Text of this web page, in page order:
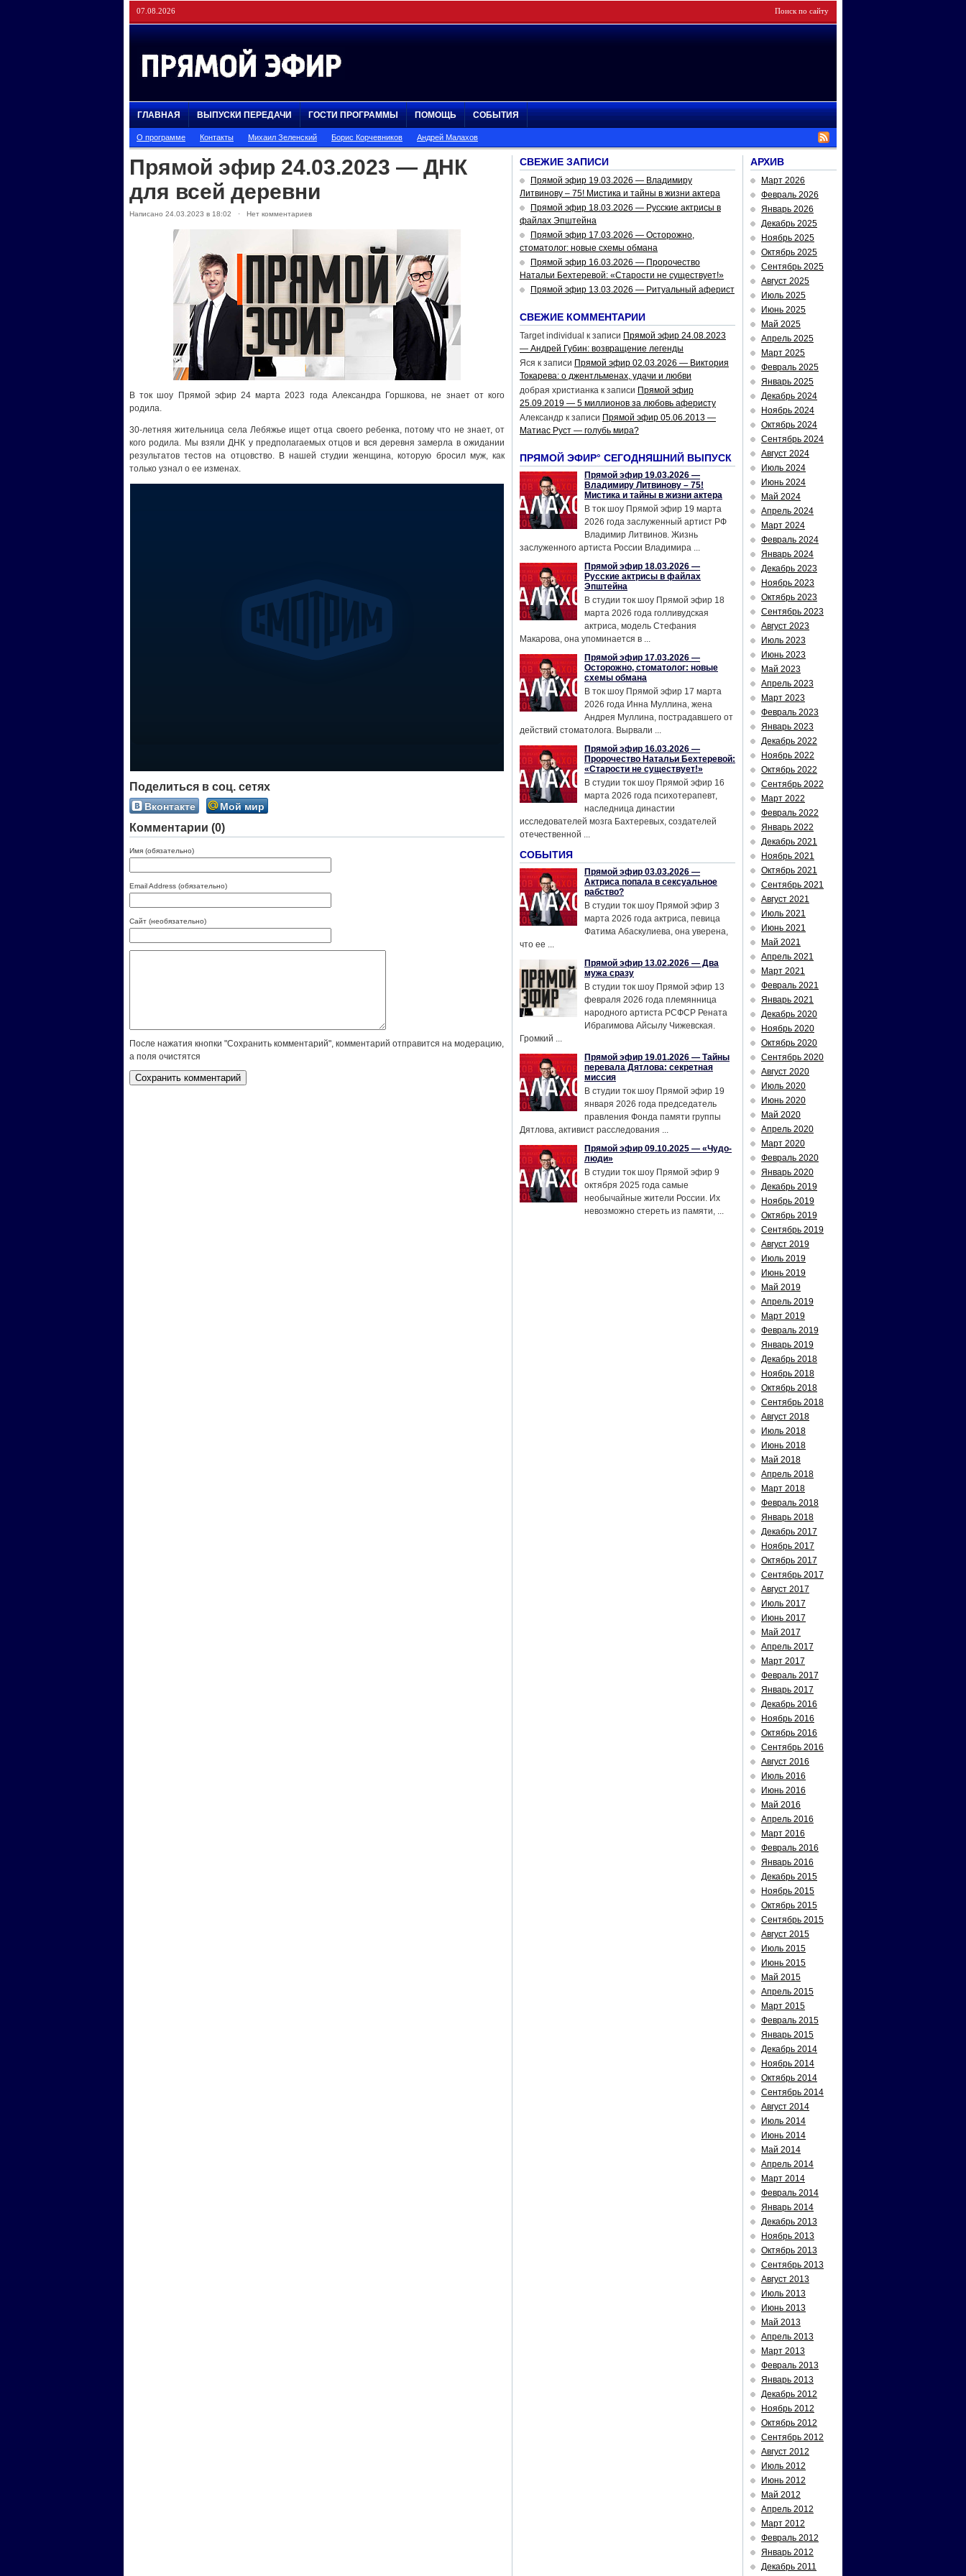
07.08.2026
ГЛАВНАЯ ВЫПУСКИ ПЕРЕДАЧИ ГОСТИ ПРОГРАММЫ ПОМОЩЬ СОБЫТИЯ
О программе Контакты Михаил Зеленский Борис Корчевников Андрей Малахов
Прямой эфир 24.03.2023 — ДНК
для всей деревни
Написано 24.03.2023 в 18:02 · Нет комментариев
В ток шоу Прямой эфир 24 марта 2023 года Александра Горшкова, не знает от кого
родила.
30-летняя жительница села Лебяжье ищет отца своего ребенка, потому что не знает, от
кого родила. Мы взяли ДНК у предполагаемых отцов и вся деревня замерла в ожидании
результатов тестов на отцовство. В нашей студии женщина, которую бросил муж, как
только узнал о ее изменах.
Поделиться в соц. сетях
Вконтакте Мой мир
Комментарии (0)
Имя (обязательно)
Email Address (обязательно)
Сайт (необязательно)
После нажатия кнопки "Сохранить комментарий", комментарий отправится на модерацию,
а поля очистятся
СВЕЖИЕ ЗАПИСИ
Прямой эфир 19.03.2026 — Владимиру
Литвинову – 75! Мистика и тайны в жизни актера
Прямой эфир 18.03.2026 — Русские актрисы в
файлах Эпштейна
Прямой эфир 17.03.2026 — Осторожно,
стоматолог: новые схемы обмана
Прямой эфир 16.03.2026 — Пророчество
Натальи Бехтеревой: «Старости не существует!»
Прямой эфир 13.03.2026 — Ритуальный аферист
СВЕЖИЕ КОММЕНТАРИИ
Target individual к записи Прямой эфир 24.08.2023
— Андрей Губин: возвращение легенды
Яся к записи Прямой эфир 02.03.2026 — Виктория
Токарева: о джентльменах, удачи и любви
добрая христианка к записи Прямой эфир
25.09.2019 — 5 миллионов за любовь аферисту
Александр к записи Прямой эфир 05.06.2013 —
Матиас Руст — голубь мира?
ПРЯМОЙ ЭФИР° СЕГОДНЯШНИЙ ВЫПУСК
Прямой эфир 19.03.2026 —
Владимиру Литвинову – 75!
Мистика и тайны в жизни актера
В ток шоу Прямой эфир 19 марта
2026 года заслуженный артист РФ
Владимир Литвинов. Жизнь
заслуженного артиста России Владимира ...
Прямой эфир 18.03.2026 —
Русские актрисы в файлах
Эпштейна
В студии ток шоу Прямой эфир 18
марта 2026 года голливудская
актриса, модель Стефания
Макарова, она упоминается в ...
Прямой эфир 17.03.2026 —
Осторожно, стоматолог: новые
схемы обмана
В ток шоу Прямой эфир 17 марта
2026 года Инна Муллина, жена
Андрея Муллина, пострадавшего от
действий стоматолога. Вырвали ...
Прямой эфир 16.03.2026 —
Пророчество Натальи Бехтеревой:
«Старости не существует!»
В студии ток шоу Прямой эфир 16
марта 2026 года психотерапевт,
наследница династии
исследователей мозга Бахтеревых, создателей
отечественной ...
СОБЫТИЯ
Прямой эфир 03.03.2026 —
Актриса попала в сексуальное
рабство?
В студии ток шоу Прямой эфир 3
марта 2026 года актриса, певица
Фатима Абаскулиева, она уверена,
что ее ...
Прямой эфир 13.02.2026 — Два
мужа сразу
В студии ток шоу Прямой эфир 13
февраля 2026 года племянница
народного артиста РСФСР Рената
Ибрагимова Айсылу Чижевская.
Громкий ...
Прямой эфир 19.01.2026 — Тайны
перевала Дятлова: секретная
миссия
В студии ток шоу Прямой эфир 19
января 2026 года председатель
правления Фонда памяти группы
Дятлова, активист расследования ...
Прямой эфир 09.10.2025 — «Чудо-
люди»
В студии ток шоу Прямой эфир 9
октября 2025 года самые
необычайные жители России. Их
невозможно стереть из памяти, ...
АРХИВ
Март 2026
Февраль 2026
Январь 2026
Декабрь 2025
Ноябрь 2025
Октябрь 2025
Сентябрь 2025
Август 2025
Июль 2025
Июнь 2025
Май 2025
Апрель 2025
Март 2025
Февраль 2025
Январь 2025
Декабрь 2024
Ноябрь 2024
Октябрь 2024
Сентябрь 2024
Август 2024
Июль 2024
Июнь 2024
Май 2024
Апрель 2024
Март 2024
Февраль 2024
Январь 2024
Декабрь 2023
Ноябрь 2023
Октябрь 2023
Сентябрь 2023
Август 2023
Июль 2023
Июнь 2023
Май 2023
Апрель 2023
Март 2023
Февраль 2023
Январь 2023
Декабрь 2022
Ноябрь 2022
Октябрь 2022
Сентябрь 2022
Март 2022
Февраль 2022
Январь 2022
Декабрь 2021
Ноябрь 2021
Октябрь 2021
Сентябрь 2021
Август 2021
Июль 2021
Июнь 2021
Май 2021
Апрель 2021
Март 2021
Февраль 2021
Январь 2021
Декабрь 2020
Ноябрь 2020
Октябрь 2020
Сентябрь 2020
Август 2020
Июль 2020
Июнь 2020
Май 2020
Апрель 2020
Март 2020
Февраль 2020
Январь 2020
Декабрь 2019
Ноябрь 2019
Октябрь 2019
Сентябрь 2019
Август 2019
Июль 2019
Июнь 2019
Май 2019
Апрель 2019
Март 2019
Февраль 2019
Январь 2019
Декабрь 2018
Ноябрь 2018
Октябрь 2018
Сентябрь 2018
Август 2018
Июль 2018
Июнь 2018
Май 2018
Апрель 2018
Март 2018
Февраль 2018
Январь 2018
Декабрь 2017
Ноябрь 2017
Октябрь 2017
Сентябрь 2017
Август 2017
Июль 2017
Июнь 2017
Май 2017
Апрель 2017
Март 2017
Февраль 2017
Январь 2017
Декабрь 2016
Ноябрь 2016
Октябрь 2016
Сентябрь 2016
Август 2016
Июль 2016
Июнь 2016
Май 2016
Апрель 2016
Март 2016
Февраль 2016
Январь 2016
Декабрь 2015
Ноябрь 2015
Октябрь 2015
Сентябрь 2015
Август 2015
Июль 2015
Июнь 2015
Май 2015
Апрель 2015
Март 2015
Февраль 2015
Январь 2015
Декабрь 2014
Ноябрь 2014
Октябрь 2014
Сентябрь 2014
Август 2014
Июль 2014
Июнь 2014
Май 2014
Апрель 2014
Март 2014
Февраль 2014
Январь 2014
Декабрь 2013
Ноябрь 2013
Октябрь 2013
Сентябрь 2013
Август 2013
Июль 2013
Июнь 2013
Май 2013
Апрель 2013
Март 2013
Февраль 2013
Январь 2013
Декабрь 2012
Ноябрь 2012
Октябрь 2012
Сентябрь 2012
Август 2012
Июль 2012
Июнь 2012
Май 2012
Апрель 2012
Март 2012
Февраль 2012
Январь 2012
Декабрь 2011